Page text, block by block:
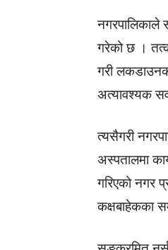
नगरपालिकाले
गरेको छ ।
गरी
अत्यावश्यक
त्यसैगरी
अस्पतालमा
गरिएको नगर
कक्षबाहेकका